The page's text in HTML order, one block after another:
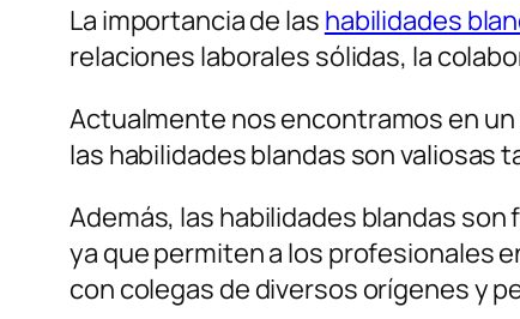
La importancia de las habilidades
relaciones laborales sólidas, la
Actualmente nos encontramos en
las habilidades blandas son valiosas
Además, las habilidades blandas
ya que permiten a los profesionales
con colegas de diversos orígenes y